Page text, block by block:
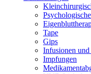
Tape
Gips
Infusionen
Impfungen